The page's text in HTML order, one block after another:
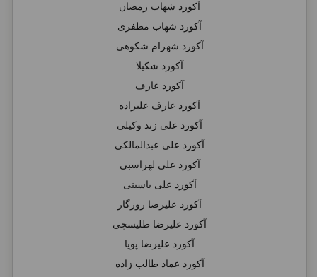
آکورد شهاب رمضان
آکورد شهاب مظفری
آکورد شهرام شکوهی
آکورد شکیلا
آکورد عارف
آکورد عارف علیزاده
آکورد علی زند وکیلی
آکورد علی عبدالمالکی
آکورد علی لهراسبی
آکورد علی یاسینی
آکورد علیرضا روزگار
آکورد علیرضا طلیسچی
آکورد علیرضا پویا
آکورد عماد طالب زاده